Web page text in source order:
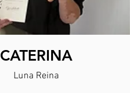
CATERINA
Luna Reina